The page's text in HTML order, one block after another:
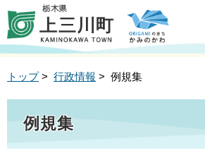
トップ> 行政情報 > 例規集
例規集